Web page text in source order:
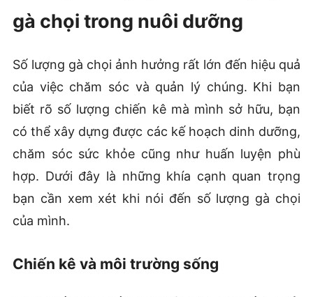
gà chọi trong nuôi dưỡng
Số lượng gà chọi ảnh hưởng rất lớn đến hiệu quả
của việc chăm sóc và quản lý chúng. Khi bạn
biết rõ số lượng chiến kê mà mình sở hữu, bạn
có thể xây dựng được các kế hoạch dinh dưỡng,
chăm sóc sức khỏe cũng như huấn luyện phù
hợp. Dưới đây là những khía cạnh quan trọng
bạn cần xem xét khi nói đến số lượng gà chọi
của mình.
Chiến kê và môi trường sống